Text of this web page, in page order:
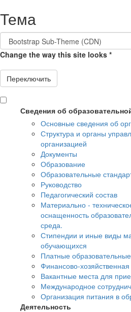
Тема
Change the way this site looks *
Переключить
Сведения об
Основные сведения об
Структура и органы
организацией
Документы
Образование
Образовательные
Руководство
Педагогический состав
Материально -
оснащенность
среда.
Стипендии и иные виды
обучающихся
Платные образовательные
Финансово-хозяйственная
Вакантные места для
Международное
Организация питания в
Деятельность